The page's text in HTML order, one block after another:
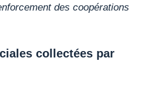
des coopérations
collectées par